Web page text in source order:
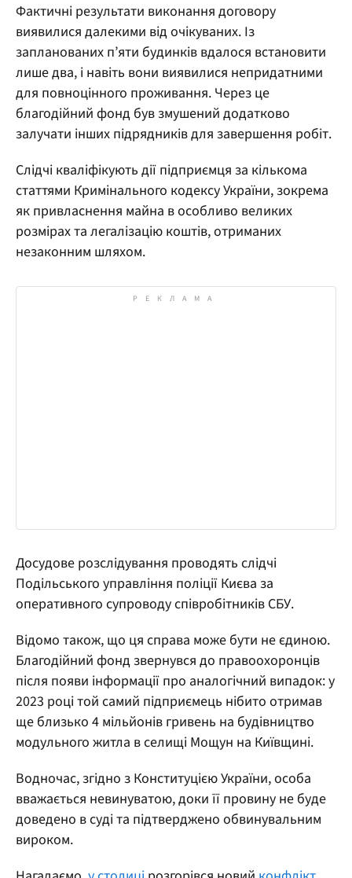
Фактичні результати виконання договору
виявилися далекими від очікуваних. Із
запланованих п’яти будинків вдалося встановити
лише два, і навіть вони виявилися непридатними
для повноцінного проживання. Через це
благодійний фонд був змушений додатково
залучати інших підрядників для завершення робіт.
Слідчі кваліфікують дії підприємця за кількома
статтями Кримінального кодексу України, зокрема
як привласнення майна в особливо великих
розмірах та легалізацію коштів, отриманих
незаконним шляхом.
Досудове розслідування проводять слідчі
Подільського управління поліції Києва за
оперативного супроводу співробітників СБУ.
Відомо також, що ця справа може бути не єдиною.
Благодійний фонд звернувся до правоохоронців
після появи інформації про аналогічний випадок: у
2023 році той самий підприємець нібито отримав
ще близько 4 мільйонів гривень на будівництво
модульного житла в селищі Мощун на Київщині.
Водночас, згідно з Конституцією України, особа
вважається невинуватою, доки її провину не буде
доведено в суді та підтверджено обвинувальним
вироком.